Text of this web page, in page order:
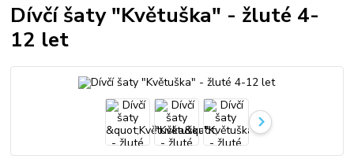
Dívčí šaty "Květuška" - žluté 4-
12 let